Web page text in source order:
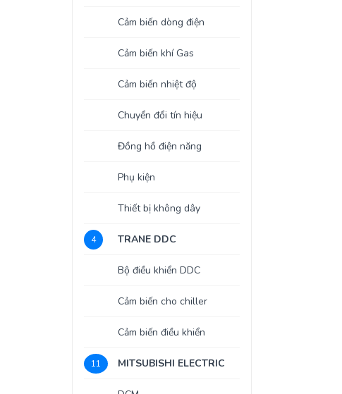
Cảm biến dòng điện
Cảm biến khí Gas
Cảm biến nhiệt độ
Chuyển đổi tín hiệu
Đồng hồ điện năng
Phụ kiện
Thiết bị không dây
4 TRANE DDC
Bộ điều khiển DDC
Cảm biến cho chiller
Cảm biến điều khiển
11 MITSUBISHI ELECTRIC